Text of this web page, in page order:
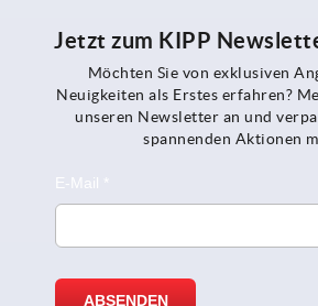
Jetzt zum KIPP
Möchten Sie von exklusiven
Neuigkeiten als Erstes erfahren?
unseren Newsletter an und
spannenden Aktionen